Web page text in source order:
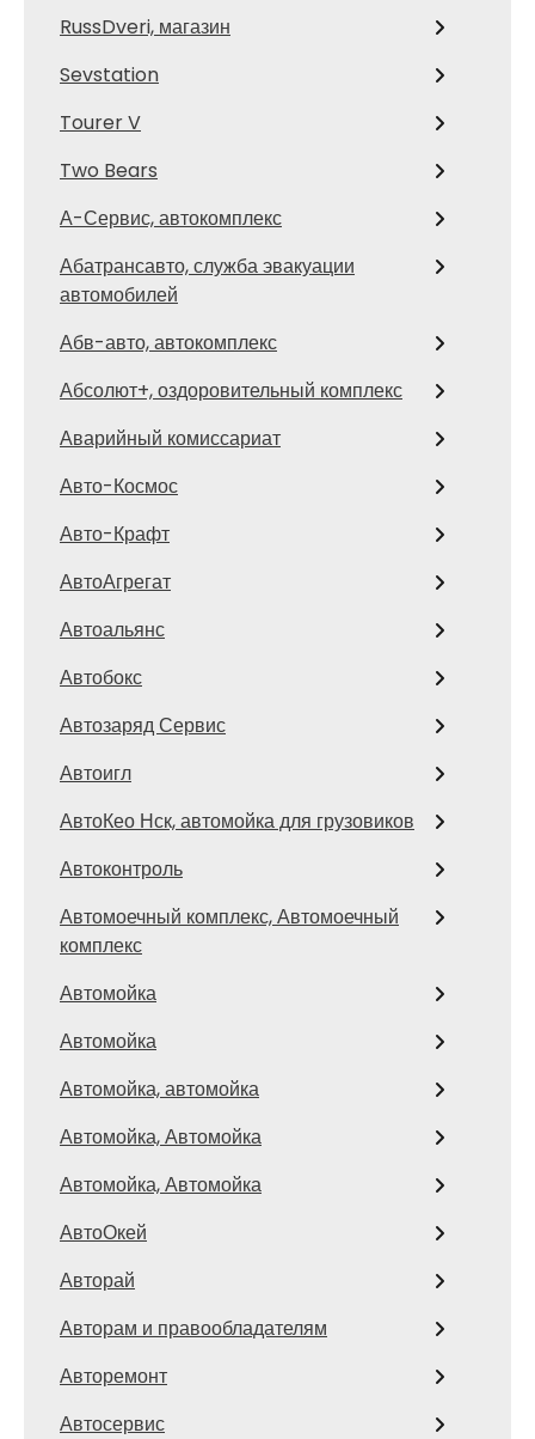
RussDveri, магазин
Sevstation
Tourer V
Two Bears
А-Сервис, автокомплекс
Абатрансавто, служба эвакуации
автомобилей
Абв-авто, автокомплекс
Абсолют+, оздоровительный комплекс
Аварийный комиссариат
Авто-Космос
Авто-Крафт
АвтоАгрегат
Автоальянс
Автобокс
Автозаряд Сервис
Автоигл
АвтоКео Нск, автомойка для грузовиков
Автоконтроль
Автомоечный комплекс, Автомоечный
комплекс
Автомойка
Автомойка
Автомойка, автомойка
Автомойка, Автомойка
Автомойка, Автомойка
АвтоОкей
Авторай
Авторам и правообладателям
Авторемонт
Автосервис